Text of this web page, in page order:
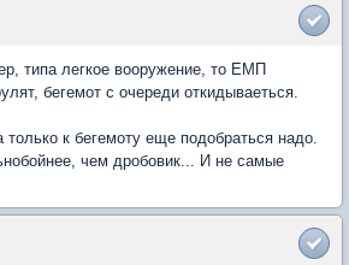
типа легкое вооружение, то ЕМП
бегемот с очереди откидываеться.
только к бегемоту еще подобраться надо.
чем дробовик... И не самые